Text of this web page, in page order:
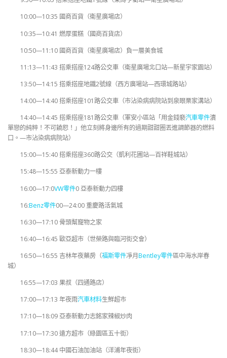
10:00—10:35 國商百貨（衛星廣場店）
10:35—10:41 燃厚蛋糕（國商百貨店）
10:50—11:10 國商百貨（衛星廣場店）負一層美食城
11:13—11:43 搭乘搭座124路公交車（衛星廣場北口站—新星宇家園站）
13:50—14:15 搭乘搭座地鐵2號線（西方廣場站—西環城路站）
14:00—14:40 搭乘搭座101路公交車（市沾染病病院站到泉眼栗家溝站）
14:40—14:45 搭乘搭座181路公交車（軍安小區站「用金錢褻汽車零件瀆
單戀的純粹！不可饒恕！」他立刻將身邊所有的過期甜甜圈丟進調節器的燃料
口。—市沾染病病院站）
15:00—15:40 搭乘搭座360路公交（凱利花圃站—百祥鞋城站）
15:48—15:55 亞泰新動力一樓
16:00—17:0VW零件0 亞泰新動力四樓
16:Benz零件00—24:00 重慶路活氣城
16:30—17:10 骨頭幫寵物之家
16:40—16:45 歐亞超市（世榮路與臨河街交會）
16:50—16:55 吉林年夜藥房（福斯零件凈月Bentley零件區中海水岸春
城）
16:55—17:03 果叔（四通路店）
17:00—17:13 年夜雨汽車材料生鮮超市
17:10—18:09 亞泰新動力志銘家辣椒炒肉
17:10—17:30 遠方超市（綠園區五十街）
18:30—18:44 中國石油加油站（洋浦年夜街）